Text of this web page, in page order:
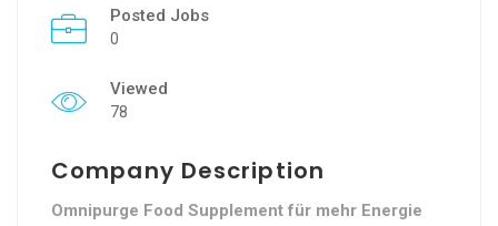
Posted Jobs
0
Viewed
78
Company Description
Omnipurge Food Supplement für mehr Energie